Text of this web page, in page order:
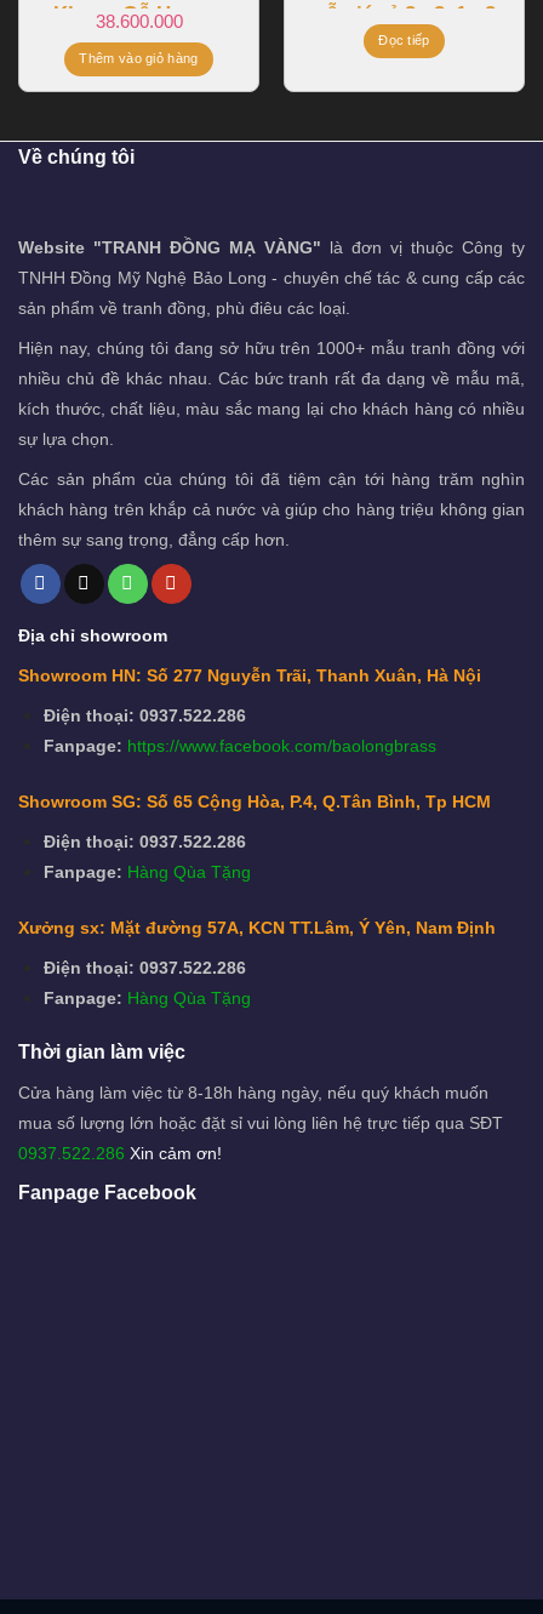
Khung Gỗ Hương
38.600.000
Thêm vào giỏ hàng
gỗ giá rẻ 2m3x1m2
Đọc tiếp
Về chúng tôi
Website "TRANH ĐỒNG MẠ VÀNG" là đơn vị thuộc Công ty
TNHH Đồng Mỹ Nghệ Bảo Long - chuyên chế tác & cung cấp các
sản phẩm về tranh đồng, phù điêu các loại.
Hiện nay, chúng tôi đang sở hữu trên 1000+ mẫu tranh đồng với
nhiều chủ đề khác nhau. Các bức tranh rất đa dạng về mẫu mã,
kích thước, chất liệu, màu sắc mang lại cho khách hàng có nhiều
sự lựa chọn.
Các sản phẩm của chúng tôi đã tiệm cận tới hàng trăm nghìn
khách hàng trên khắp cả nước và giúp cho hàng triệu không gian
thêm sự sang trọng, đẳng cấp hơn.
Địa chỉ showroom
Showroom HN: Số 277 Nguyễn Trãi, Thanh Xuân, Hà Nội
Điện thoại: 0937.522.286
Fanpage: https://www.facebook.com/baolongbrass
Showroom SG: Số 65 Cộng Hòa, P.4, Q.Tân Bình, Tp HCM
Điện thoại: 0937.522.286
Fanpage: Hàng Qùa Tặng
Xưởng sx: Mặt đường 57A, KCN TT.Lâm, Ý Yên, Nam Định
Điện thoại: 0937.522.286
Fanpage: Hàng Qùa Tặng
Thời gian làm việc
Cửa hàng làm việc từ 8-18h hàng ngày, nếu quý khách muốn
mua số lượng lớn hoặc đặt sỉ vui lòng liên hệ trực tiếp qua SĐT
0937.522.286 Xin cảm ơn!
Fanpage Facebook